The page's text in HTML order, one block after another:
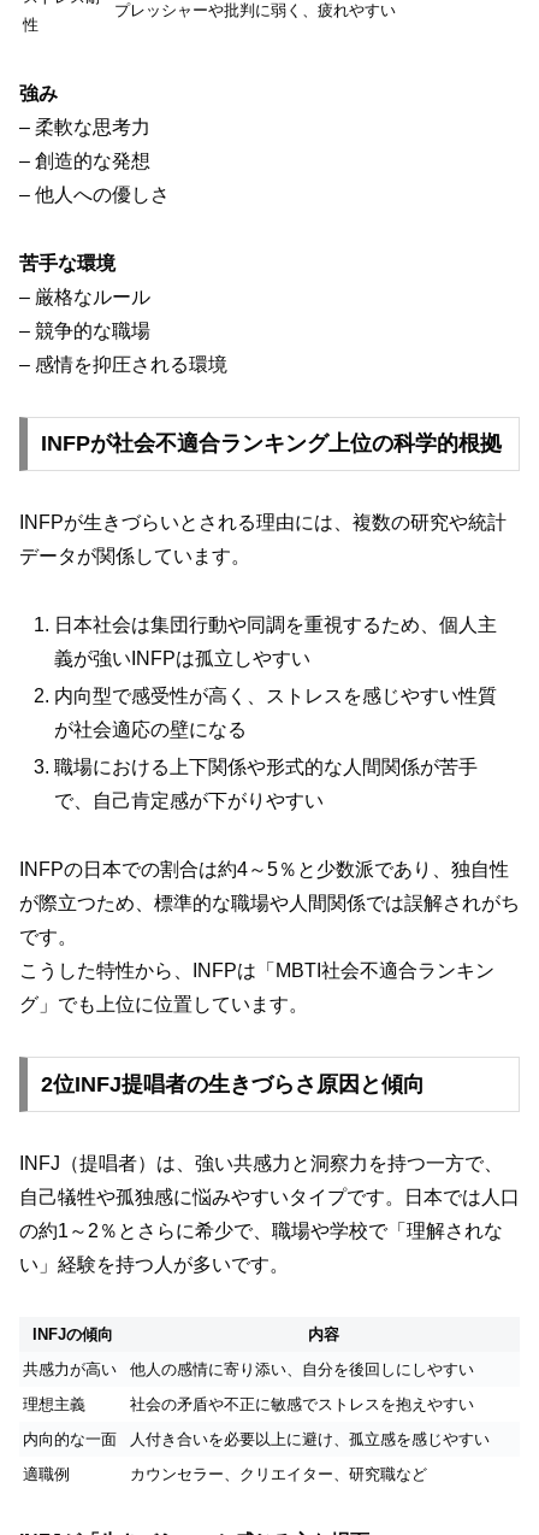
性
プレッシャーや批判に弱く、疲れやすい
強み
– 柔軟な思考力
– 創造的な発想
– 他人への優しさ
苦手な環境
– 厳格なルール
– 競争的な職場
– 感情を抑圧される環境
INFPが社会不適合ランキング上位の科学的根拠
INFPが生きづらいとされる理由には、複数の研究や統計
データが関係しています。
日本社会は集団行動や同調を重視するため、個人主
義が強いINFPは孤立しやすい
内向型で感受性が高く、ストレスを感じやすい性質
が社会適応の壁になる
職場における上下関係や形式的な人間関係が苦手
で、自己肯定感が下がりやすい
INFPの日本での割合は約4～5％と少数派であり、独自性
が際立つため、標準的な職場や人間関係では誤解されがち
です。
こうした特性から、INFPは「MBTI社会不適合ランキン
グ」でも上位に位置しています。
2位INFJ提唱者の生きづらさ原因と傾向
INFJ（提唱者）は、強い共感力と洞察力を持つ一方で、
自己犠牲や孤独感に悩みやすいタイプです。日本では人口
の約1～2％とさらに希少で、職場や学校で「理解されな
い」経験を持つ人が多いです。
INFJの傾向
内容
共感力が高い
他人の感情に寄り添い、自分を後回しにしやすい
理想主義
社会の矛盾や不正に敏感でストレスを抱えやすい
内向的な一面
人付き合いを必要以上に避け、孤立感を感じやすい
適職例
カウンセラー、クリエイター、研究職など